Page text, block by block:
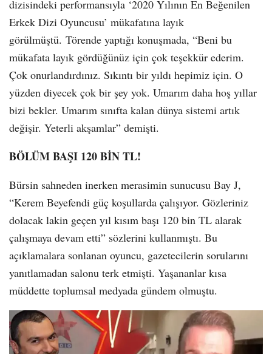
dizisindeki performansıyla ‘2020 Yılının En Beğenilen
Erkek Dizi Oyuncusu’ mükafatına layık
görülmüştü. Törende yaptığı konuşmada, “Beni bu
mükafata layık gördüğünüz için çok teşekkür ederim.
Çok onurlandırdınız. Sıkıntı bir yıldı hepimiz için. O
yüzden diyecek çok bir şey yok. Umarım daha hoş yıllar
bizi bekler. Umarım sınıfta kalan dünya sistemi artık
değişir. Yeterli akşamlar” demişti.
BÖLÜM BAŞI 120 BİN TL!
Bürsin sahneden inerken merasimin sunucusu Bay J,
“Kerem Beyefendi güç koşullarda çalışıyor. Gözleriniz
dolacak lakin geçen yıl kısım başı 120 bin TL alarak
çalışmaya devam etti” sözlerini kullanmıştı. Bu
açıklamalara sonlanan oyuncu, gazetecilerin sorularını
yanıtlamadan salonu terk etmişti. Yaşananlar kısa
müddette toplumsal medyada gündem olmuştu.